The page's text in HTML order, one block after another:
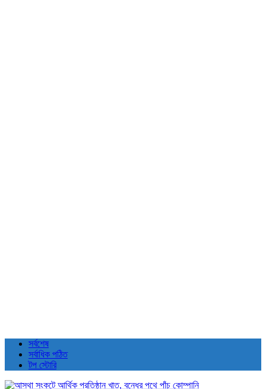
সর্বশেষ
সর্বাধিক পঠিত
টপ স্টোরি